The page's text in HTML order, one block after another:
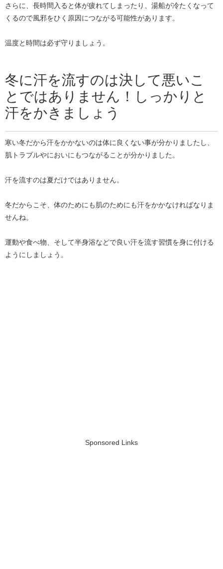
さらに、長時間入ると体が疲れてしまったり、湯船が冷たくなって
くるので風邪をひく原因につながる可能性があります。
温度と時間は必ず守りましょう。
冬に汗を流すのは決して悪いこ
とではありません！しっかりと
汗をかきましょう
寒い冬だから汗をかかないのは体に良くない事が分かりましたし、
肌トラブルやにおいにもつながることが分かりました。
汗を流すのは夏だけではありません。
冬だからこそ、体のためにも肌のためにも汗をかかなければなりま
せんね。
運動や食べ物、そして半身浴などで良い汗を流す習慣を身に付ける
ようにしましょう。
Sponsored Links